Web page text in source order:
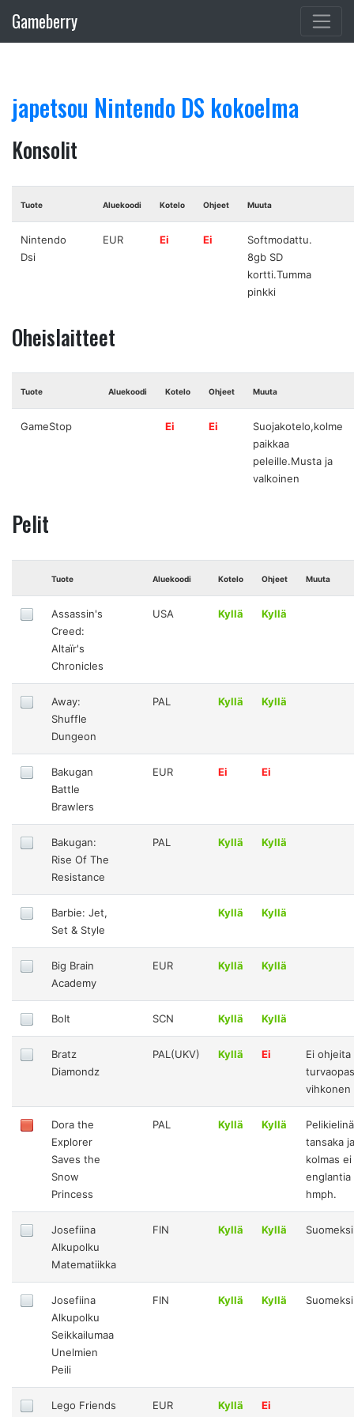
Gameberry
japetsou Nintendo DS kokoelma
Konsolit
Tuote Aluekoodi Kotelo Ohjeet Muuta
Nintendo
Dsi
EUR Ei Ei
Softmodattu.
8gb SD
kortti.Tumma
pinkki
Oheislaitteet
Tuote Aluekoodi Kotelo Ohjeet Muuta
GameStop Ei Ei
Suojakotelo,kolme
paikkaa
peleille.Musta ja
valkoinen
Pelit
Tuote Aluekoodi Kotelo Ohjeet Muuta
Assassin's
Creed:
Altaïr's
Chronicles
USA Kyllä Kyllä
Away:
Shuffle
Dungeon
PAL Kyllä Kyllä
Bakugan
Battle
Brawlers
EUR Ei Ei
Bakugan:
Rise Of The
Resistance
PAL Kyllä Kyllä
Barbie: Jet,
Set & Style
Kyllä Kyllä
Big Brain
Academy
EUR Kyllä Kyllä
Bolt SCN Kyllä Kyllä
Bratz
Diamondz
PAL(UKV) Kyllä Ei
Ei ohjeita
vihkonen
Dora the
Explorer
Saves the
Snow
Princess
PAL Kyllä Kyllä
tansaka
kolmas ei
englantia
hmph.
Josefiina
Alkupolku
Matematiikka
FIN Kyllä Kyllä
Josefiina
Alkupolku
Seikkailumaa
Unelmien
Peili
FIN Kyllä Kyllä
Lego Friends EUR Kyllä Ei